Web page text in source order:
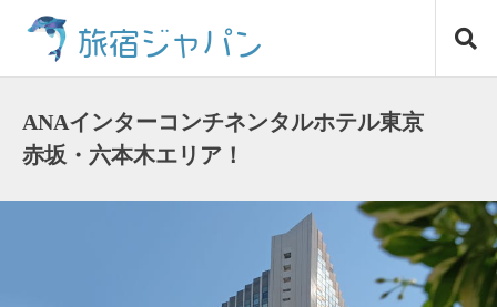
キ
旅宿ジャパン
ANAインターコンチネンタルホテル東京
赤坂・六本木エリア！